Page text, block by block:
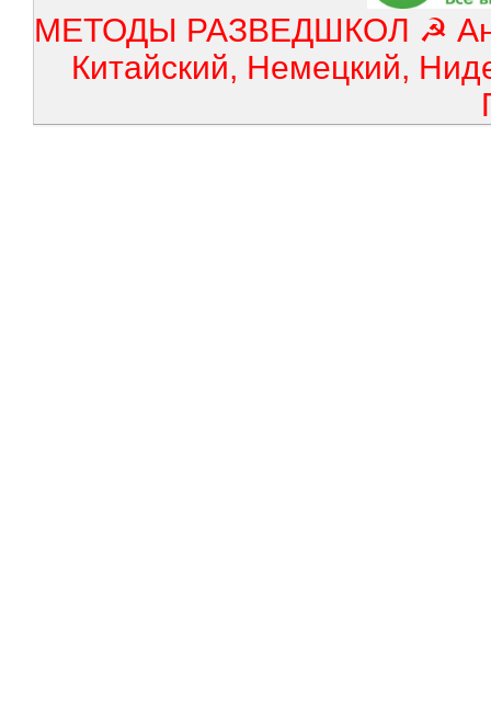
МЕТОДЫ РАЗВЕДШКОЛ ☭
Китайский, Немецкий,